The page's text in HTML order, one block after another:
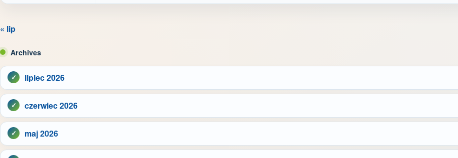
« lip
Archives
lipiec 2026
czerwiec 2026
maj 2026